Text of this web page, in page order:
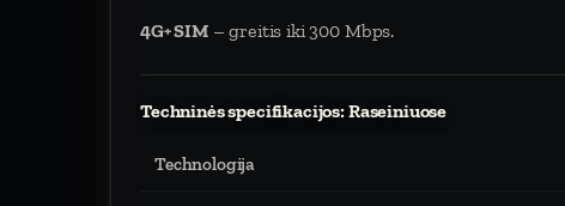
4G+ SIM– greitis iki 300 Mbps.
Techninės specifikacijos: Raseiniuose
Technologija